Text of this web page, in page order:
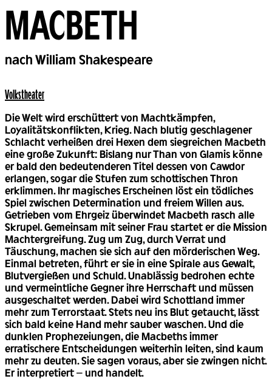
MACBETH
Back
nach William Shakespeare
Volks­theater
Die Welt wird erschüttert von Machtkämpfen,
Loyalitätskonflikten, Krieg. Nach blutig geschlagener
Schlacht verheißen drei Hexen dem siegreichen Macbeth
eine große Zukunft: Bislang nur Than von Glamis könne
er bald den bedeutenderen Titel dessen von Cawdor
erlangen, sogar die Stufen zum schottischen Thron
erklimmen. Ihr magisches Erscheinen löst ein tödliches
Spiel zwischen Determination und freiem Willen aus.
Getrieben vom Ehrgeiz überwindet Macbeth rasch alle
Skrupel. Gemeinsam mit seiner Frau startet er die Mission
Machtergreifung. Zug um Zug, durch Verrat und
Täuschung, machen sie sich auf den mörderischen Weg.
Einmal betreten, führt er sie in eine Spirale aus Gewalt,
Blutvergießen und Schuld. Unablässig bedrohen echte
und vermeintliche Gegner ihre Herrschaft und müssen
ausgeschaltet werden. Dabei wird Schottland immer
mehr zum Terrorstaat. Stets neu ins Blut getaucht, lässt
sich bald keine Hand mehr sauber waschen. Und die
dunklen Prophezeiungen, die Macbeths immer
erratischere Entscheidungen weiterhin leiten, sind kaum
mehr zu deuten. Sie sagen voraus, aber sie zwingen nicht.
Er interpretiert – und handelt.